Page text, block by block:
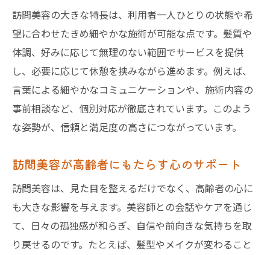
訪問美容の大きな特長は、利用者一人ひとりの状態や希
望に合わせたきめ細やかな施術が可能な点です。髪質や
体調、好みに応じて無理のない範囲でサービスを提供
し、必要に応じて休憩を挟みながら進めます。例えば、
言葉による細やかなコミュニケーションや、施術内容の
事前相談など、個別対応が徹底されています。このよう
な姿勢が、信頼と満足度の高さにつながっています。
訪問美容が高齢者にもたらす心のサポート
訪問美容は、見た目を整えるだけでなく、高齢者の心に
も大きな影響を与えます。美容師との会話やケアを通じ
て、日々の孤独感が和らぎ、自信や前向きな気持ちを取
り戻せるのです。たとえば、髪型やメイクが変わること